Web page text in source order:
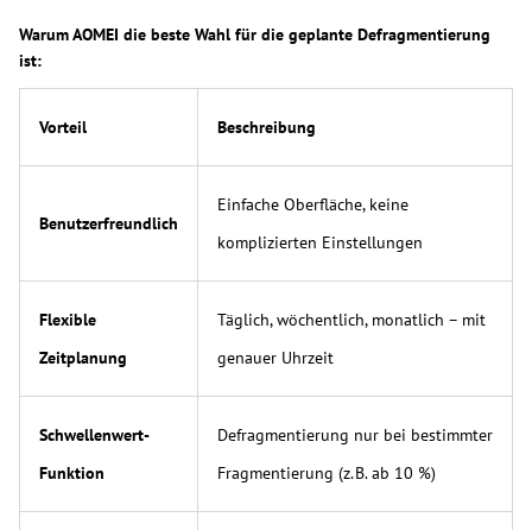
Warum AOMEI die beste Wahl für die geplante Defragmentierung
ist:
Vorteil Beschreibung
Benutzerfreundlich
Einfache Oberfläche, keine
komplizierten Einstellungen
Flexible
Zeitplanung
Täglich, wöchentlich, monatlich – mit
genauer Uhrzeit
Schwellenwert-
Funktion
Defragmentierung nur bei bestimmter
Fragmentierung (z. B. ab 10 %)